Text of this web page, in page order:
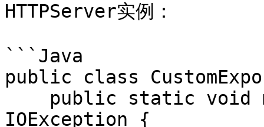
HTTPServer实例：
```Java
public class
IOException {